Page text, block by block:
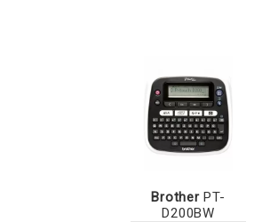
BrotherPT-
D200BW